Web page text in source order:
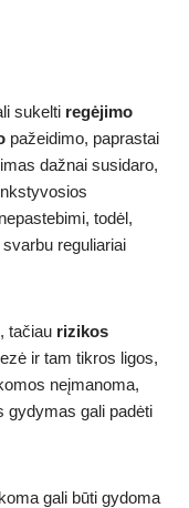
sukelti regėjimo
pažeidimo, paprastai
dažnai susidaro,
todėl,
svarbu reguliariai
tačiau rizikos
ir tam tikros ligos,
neįmanoma,
gydymas gali padėti
gali būti gydoma